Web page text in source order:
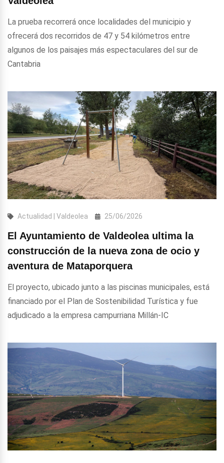
La prueba recorrerá once localidades del municipio y
ofrecerá dos recorridos de 47 y 54 kilómetros entre
algunos de los paisajes más espectaculares del sur de
Cantabria
Actualidad | Valdeolea 25/06/2026
El Ayuntamiento de Valdeolea ultima la
construcción de la nueva zona de ocio y
aventura de Mataporquera
El proyecto, ubicado junto a las piscinas municipales, está
financiado por el Plan de Sostenibilidad Turística y fue
adjudicado a la empresa campurriana Millán-IC